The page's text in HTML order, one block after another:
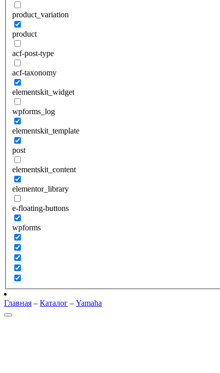
product_variation
product
acf-post-type
acf-taxonomy
elementskit_widget
wpforms_log
elementskit_template
post
elementskit_content
elementor_library
e-floating-buttons
wpforms
Главная – Каталог – Yamaha